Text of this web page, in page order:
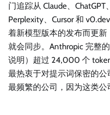
门追踪从 Claude、ChatGPT
Perplexity、Cursor 和
着新模型版本的发布而更
就会同步。Anthropic 完整
说明）超过 24,000 个
最热衷于对提示词保密的
最频繁的公司，因为这类公